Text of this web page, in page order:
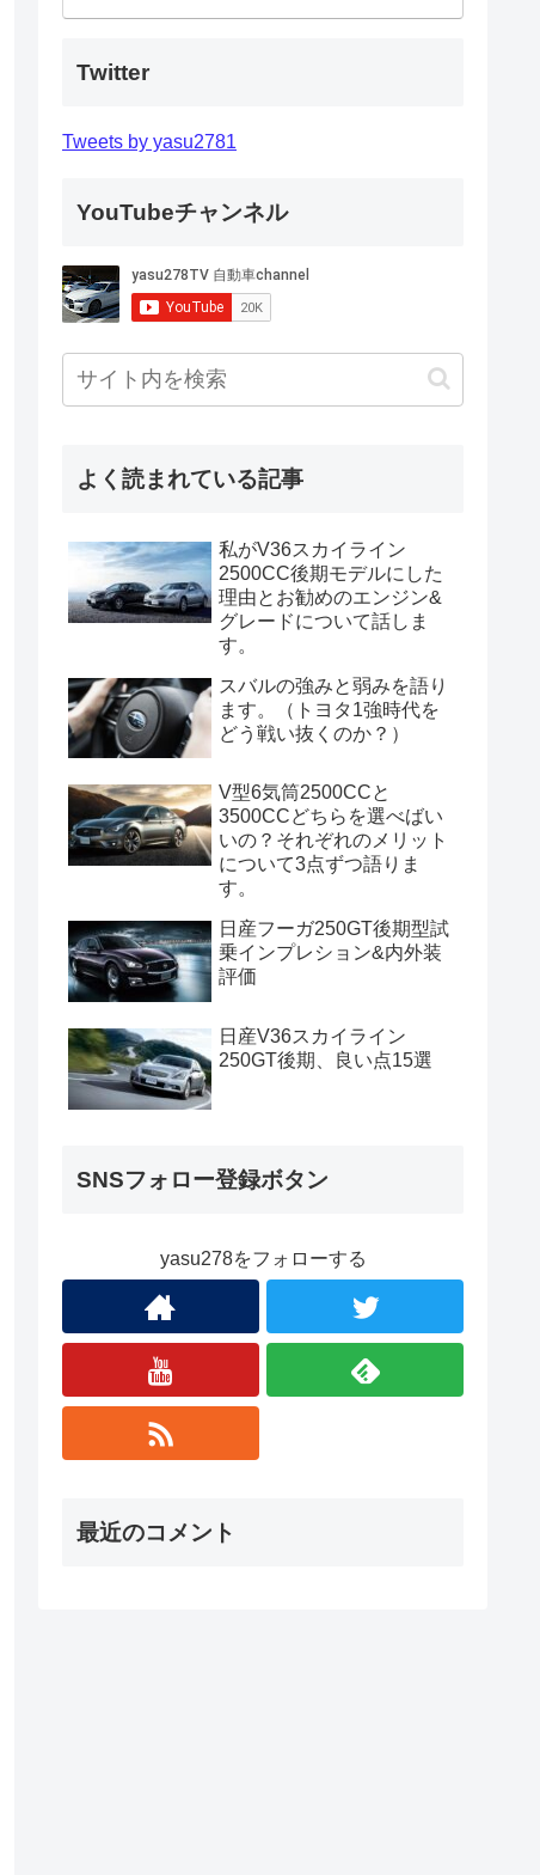
Twitter
Tweets by yasu2781
YouTubeチャンネル
よく読まれている記事
私がV36スカイライン
2500CC後期モデルにした
理由とお勧めのエンジン&
グレードについて話しま
す。
スバルの強みと弱みを語り
ます。（トヨタ1強時代を
どう戦い抜くのか？）
V型6気筒2500CCと
3500CCどちらを選べばい
いの？それぞれのメリット
について3点ずつ語りま
す。
日産フーガ250GT後期型試
乗インプレション&内外装
評価
日産V36スカイライン
250GT後期、良い点15選
SNSフォロー登録ボタン
yasu278をフォローする
最近のコメント